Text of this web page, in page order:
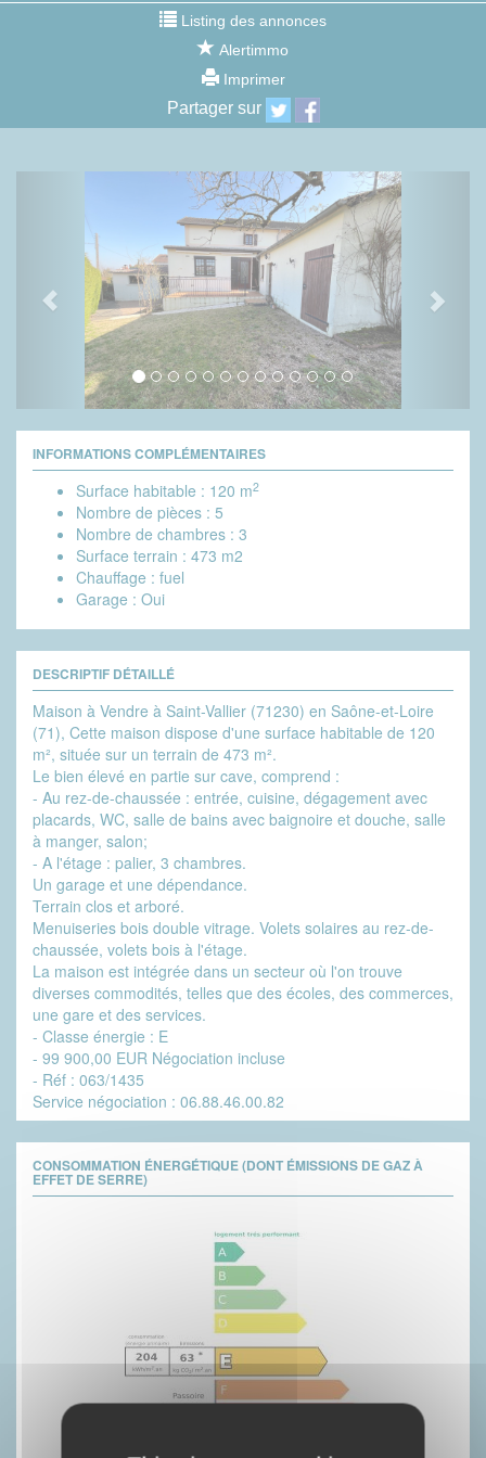
Listing des annonces
Alertimmo
Imprimer
Partager sur
INFORMATIONS COMPLÉMENTAIRES
Surface habitable : 120 m2
Nombre de pièces : 5
Nombre de chambres : 3
Surface terrain : 473 m2
Chauffage : fuel
Garage : Oui
DESCRIPTIF DÉTAILLÉ
Maison à Vendre à Saint-Vallier (71230) en Saône-et-Loire
(71), Cette maison dispose d'une surface habitable de 120
m², située sur un terrain de 473 m².
Le bien élevé en partie sur cave, comprend :
- Au rez-de-chaussée : entrée, cuisine, dégagement avec
placards, WC, salle de bains avec baignoire et douche, salle
à manger, salon;
- A l'étage : palier, 3 chambres.
Un garage et une dépendance.
Terrain clos et arboré.
Menuiseries bois double vitrage. Volets solaires au rez-de-
chaussée, volets bois à l'étage.
La maison est intégrée dans un secteur où l'on trouve
diverses commodités, telles que des écoles, des commerces,
une gare et des services.
- Classe énergie : E
- 99 900,00 EUR Négociation incluse
- Réf : 063/1435
Service négociation : 06.88.46.00.82
CONSOMMATION ÉNERGÉTIQUE (DONT ÉMISSIONS DE GAZ À
EFFET DE SERRE)